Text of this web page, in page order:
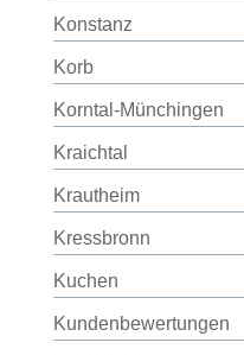
Konstanz
Korb
Korntal-Münchingen
Kraichtal
Krautheim
Kressbronn
Kuchen
Kundenbewertungen